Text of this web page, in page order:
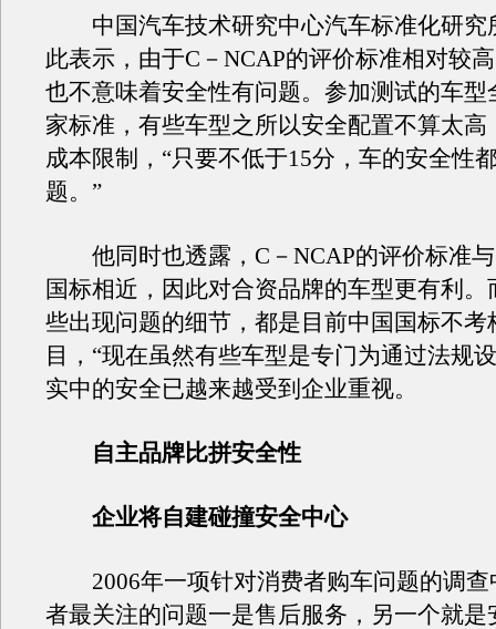
中国汽车技术研究中心汽车标准化研究
此表示，由于C－NCAP的评价标准相对较
也不意味着安全性有问题。参加测试的车型
家标准，有些车型之所以安全配置不算太高
成本限制，“只要不低于15分，车的安全性
题。”
他同时也透露，C－NCAP的评价标准与
国标相近，因此对合资品牌的车型更有利。
些出现问题的细节，都是目前中国国标不考
目，“现在虽然有些车型是专门为通过法规
实中的安全已越来越受到企业重视。
自主品牌比拼安全性
企业将自建碰撞安全中心
2006年一项针对消费者购车问题的调查
者最关注的问题一是售后服务，另一个就是